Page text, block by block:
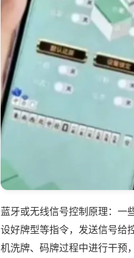
蓝牙或无线信号控制原理：一
设好牌型等指令，发送信号给
机洗牌、码牌过程中进行干预